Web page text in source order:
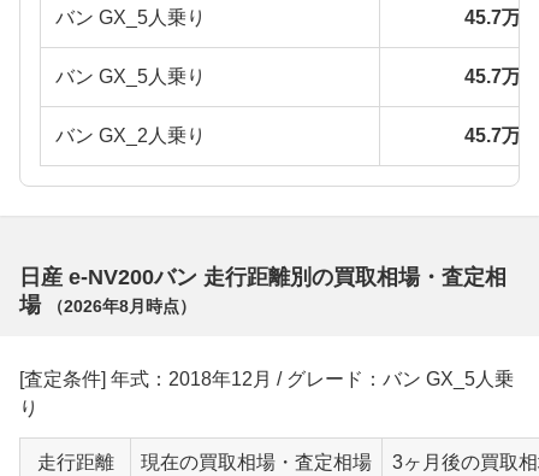
バン GX_5人乗り 45.7万
バン GX_5人乗り 45.7万
バン GX_2人乗り 45.7万
日産 e-NV200バン 走行距離別の買取相場・査定相
場
（2026年8月 時点）
[査定条件] 年式：2018年12月 / グレード：バン GX_5人乗
り
走行距離 現在の買取相場・査定相場 3ヶ月後の買取